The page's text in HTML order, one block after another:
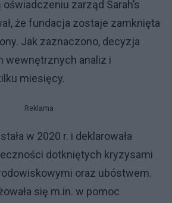
zarząd Sarah’s
że fundacja zostaje zamknięta
Jak zaznaczono, decyzja
wewnętrznych analiz i
miesięcy.
Reklama
w 2020 r. i deklarowała
dotkniętych kryzysami
oraz ubóstwem.
się m.in. w pomoc